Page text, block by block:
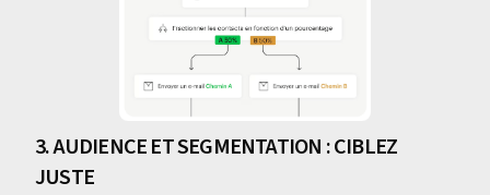
3. AUDIENCE ET SEGMENTATION : CIBLEZ
JUSTE